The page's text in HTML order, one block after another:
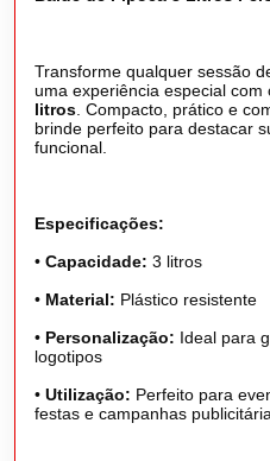
Transforme qualquer sessão
uma experiência especial com
litros . Compacto, prático e
brinde perfeito para destacar
funcional.
Especificações:
• Capacidade: 3 litros
• Material: Plástico resistente
• Personalização: Ideal para
logotipos
• Utilização: Perfeito para
festas e campanhas